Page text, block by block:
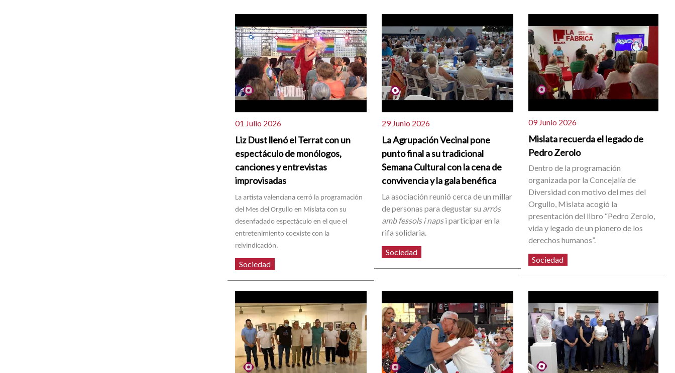
01 Julio 2026
Liz Dust llenó el Terrat con un
espectáculo de monólogos,
canciones y entrevistas
improvisadas
La artista valenciana cerró la programación
del Mes del Orgullo en Mislata con su
desenfadado espectáculo en el que el
entretenimiento coexiste con la
reivindicación.
Sociedad
29 Junio 2026
La Agrupación Vecinal pone
punto final a su tradicional
Semana Cultural con la cena de
convivencia y la gala benéfica
La asociación reunió cerca de un millar
de personas para degustar su arrós
amb fessols i napsi participar en la
rifa solidaria.
Sociedad
09 Junio 2026
Mislata recuerda el legado de
Pedro Zerolo
Dentro de la programación
organizada por la Concejalía de
Diversidad con motivo del mes del
Orgullo, Mislata acogió la
presentación del libro “Pedro Zerolo,
vida y legado de un pionero de los
derechos humanos”.
Sociedad